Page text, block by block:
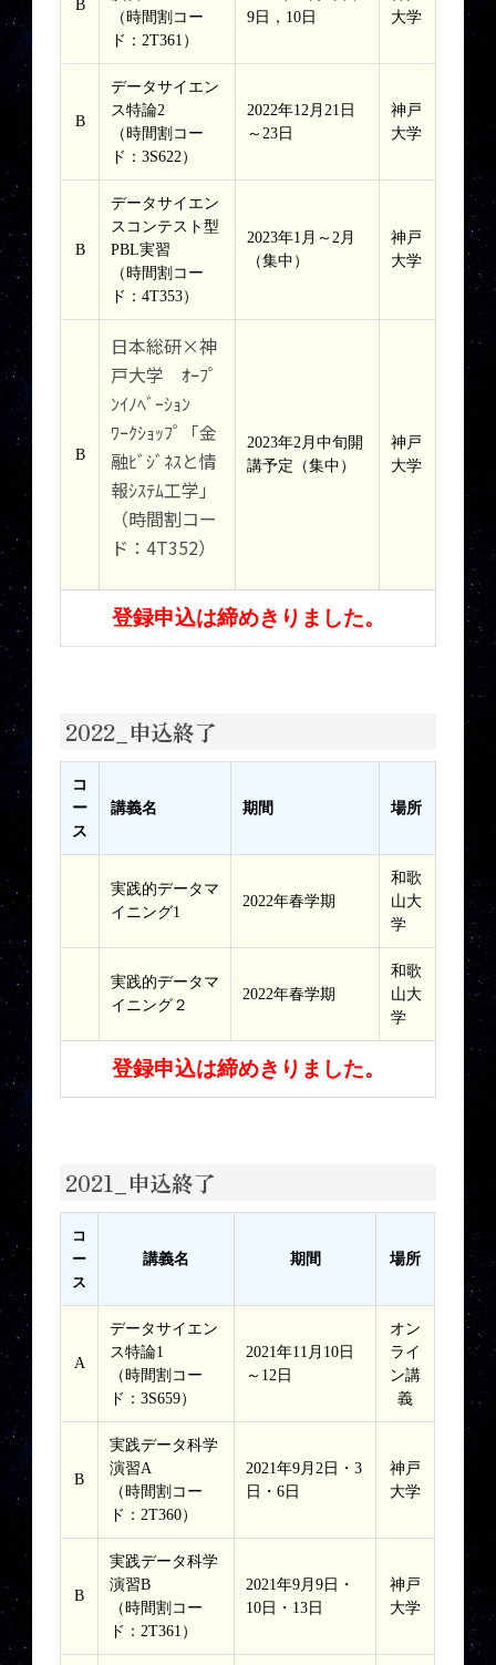
B
（時間割コー
ド：2T361）
9日，10日
大学
B
データサイエン
ス特論2
（時間割コー
ド：3S622）
2022年12月21日
～23日
神戸
大学
B
データサイエン
スコンテスト型
PBL実習
（時間割コー
ド：4T353）
2023年1月～2月
（集中）
神戸
大学
B
日本総研×神
戸大学 ｵｰﾌﾟ
ﾝｲﾉﾍﾞｰｼｮﾝ
ﾜｰｸｼｮｯﾌﾟ「金
融ﾋﾞｼﾞﾈｽと情
報ｼｽﾃﾑ工学」
（時間割コー
ド：4T352）
2023年2月中旬開
講予定（集中）
神戸
大学
登録申込は締めきりました。
2022_申込終了
コ
ー
ス
講義名 期間 場所
実践的データマ
イニング1
2022年春学期
和歌
山大
学
実践的データマ
イニング２
2022年春学期
和歌
山大
学
登録申込は締めきりました。
2021_申込終了
コ
ー
ス
講義名 期間 場所
A
データサイエン
ス特論1
（時間割コー
ド：3S659）
2021年11月10日
～12日
オン
ライ
ン講
義
B
実践データ科学
演習A
（時間割コー
ド：2T360）
2021年9月2日・3
日・6日
神戸
大学
B
実践データ科学
演習B
（時間割コー
ド：2T361）
2021年9月9日・
10日・13日
神戸
大学